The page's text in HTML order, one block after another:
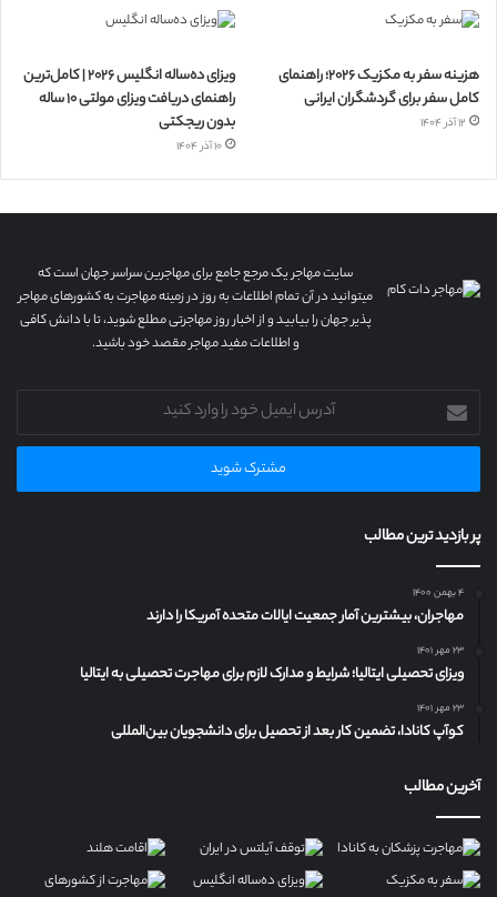
هزینه سفر به مکزیک ۲۰۲۶؛ راهنمای
کامل سفر برای گردشگران ایرانی
۱۲ آذر ۱۴۰۴
ویزای ده‌ساله انگلیس ۲۰۲۶ | کامل‌ترین
راهنمای دریافت ویزای مولتی ۱۰ ساله
بدون ریجکتی
۱۰ آذر ۱۴۰۴
سایت مهاجر یک مرجع جامع برای مهاجرین سراسر جهان است که
میتوانید در آن تمام اطلاعات به روز در زمینه مهاجرت به کشورهای مهاجر
پذیر جهان را بیابید و از اخبار روز مهاجرتی مطلع شوید، تا با دانش کافی
و اطلاعات مفید مهاجر مقصد خود باشید.
آدرس
ایمیل
خود
وارد
پر بازدید ترین مطالب
۴ بهمن ۱۴۰۰
مهاجران، بیشترین آمار جمعیت ایالات متحده آمریکا را دارند
۲۳ مهر ۱۴۰۱
ویزای تحصیلی ایتالیا؛ شرایط و مدارک لازم برای مهاجرت تحصیلی به ایتالیا
۲۳ مهر ۱۴۰۱
کوآپ کانادا، تضمین کار بعد از تحصیل برای دانشجویان بین‌المللی
آخرین مطالب